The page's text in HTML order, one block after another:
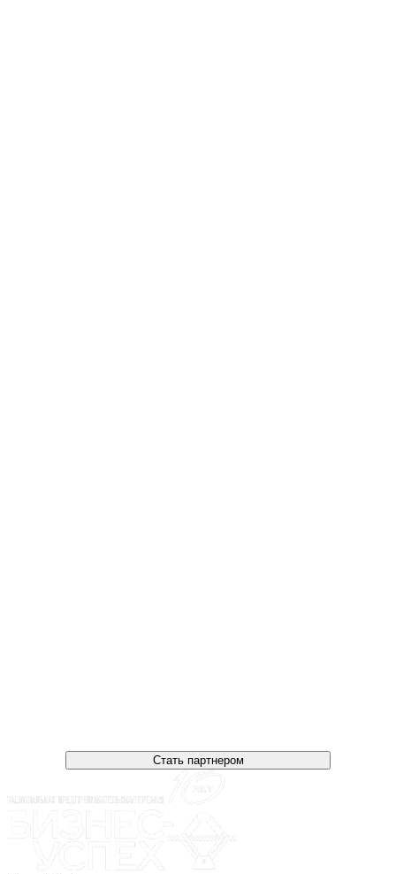
Стать партнером